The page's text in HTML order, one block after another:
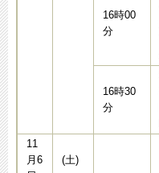
16時00
分
16時30
分
11
月6
(土)